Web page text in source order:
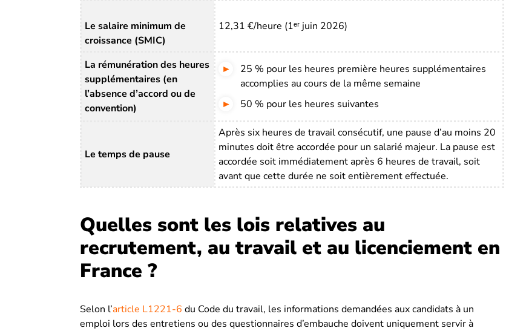
Le salaire minimum de
croissance (SMIC)
12,31 €/heure (1ᵉʳ juin 2026)
La rémunération des heures
supplémentaires (en
l’absence d’accord ou de
convention)
25 % pour les heures première heures supplémentaires
accomplies au cours de la même semaine
50 % pour les heures suivantes
Le temps de pause
Après six heures de travail consécutif, une pause d’au moins 20
minutes doit être accordée pour un salarié majeur. La pause est
accordée soit immédiatement après 6 heures de travail, soit
avant que cette durée ne soit entièrement effectuée.
Quelles sont les lois relatives au
recrutement, au travail et au licenciement en
France ?
Selon l’article L1221-6 du Code du travail, les informations demandées aux candidats à un
emploi lors des entretiens ou des questionnaires d’embauche doivent uniquement servir à